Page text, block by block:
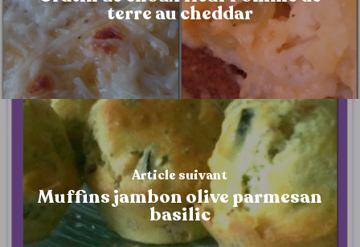
terre au cheddar
Article suivant
Muffins jambon olive parmesan
basilic